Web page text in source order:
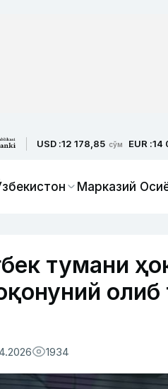
USD :12 178,85 сўм EUR :14
Марказий
тумани
1934